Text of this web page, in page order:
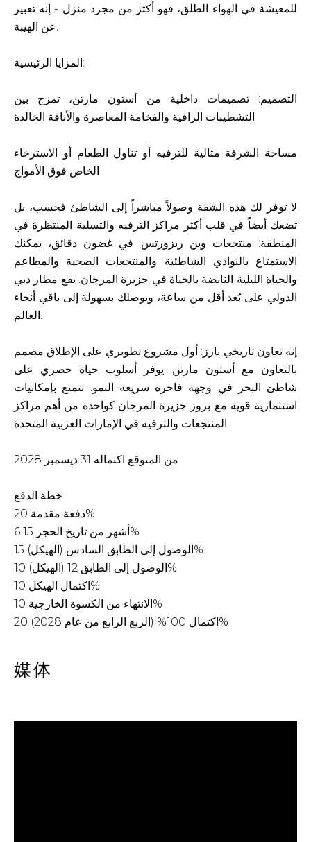
للمعيشة في الهواء الطلق، فهو أكثر من مجرد منزل - إنه تعبير
عن الهيبة.
المزايا الرئيسية:
التصميم: تصميمات داخلية من أستون مارتن، تمزج بين
التشطيبات الراقية والفخامة المعاصرة والأناقة الخالدة
مساحة الشرفة مثالية للترفيه أو تناول الطعام أو الاسترخاء
الخاص فوق الأمواج
لا توفر لك هذه الشقة وصولاً مباشراً إلى الشاطئ فحسب، بل
تضعك أيضاً في قلب أكثر مراكز الترفيه والتسلية المنتظرة في
المنطقة: منتجعات وين ريزورتس. في غضون دقائق، يمكنك
الاستمتاع بالنوادي الشاطئية والمنتجعات الصحية والمطاعم
والحياة الليلية النابضة بالحياة في جزيرة المرجان. يقع مطار دبي
الدولي على بُعد أقل من ساعة، ويوصلك بسهولة إلى باقي أنحاء
العالم.
إنه تعاون تاريخي بارز: أول مشروع تطويري على الإطلاق مصمم
بالتعاون مع أستون مارتن. يوفر أسلوب حياة حصري على
شاطئ البحر في وجهة فاخرة سريعة النمو. تتمتع بإمكانيات
استثمارية قوية مع بروز جزيرة المرجان كواحدة من أهم مراكز
المنتجعات والترفيه في الإمارات العربية المتحدة
من المتوقع اكتماله 31 ديسمبر 2028
خطة الدفع
دفعة مقدمة 20%
6 أشهر من تاريخ الحجز 15%
الوصول إلى الطابق السادس (الهيكل) 15%
الوصول إلى الطابق 12 (الهيكل) 10%
اكتمال الهيكل 10%
الانتهاء من الكسوة الخارجية 10%
اكتمال 100% (الربع الرابع من عام 2028) 20%
媒体